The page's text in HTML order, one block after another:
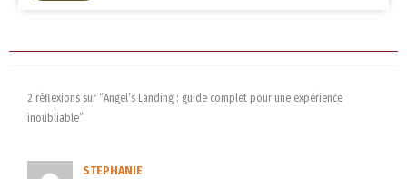
2 réflexions sur “Angel’s Landing : guide complet pour une expérience
inoubliable”
STEPHANIE